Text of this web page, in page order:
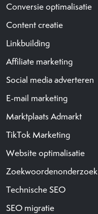
Conversie optimalisatie
Content creatie
Linkbuilding
Affiliate marketing
Social media adverteren
E-mail marketing
Marktplaats Admarkt
TikTok Marketing
Website optimalisatie
Zoekwoordenonderzoek
Technische SEO
SEO migratie